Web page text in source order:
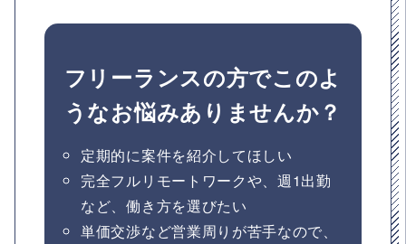
フリーランスの方でこのよ
うなお悩みありませんか？
定期的に案件を紹介してほしい
完全フルリモートワークや、週1出勤
など、働き方を選びたい
単価交渉など営業周りが苦手なので、